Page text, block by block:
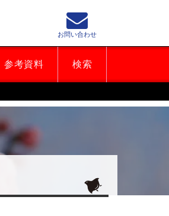
参考資料 検索
お問い合わせ